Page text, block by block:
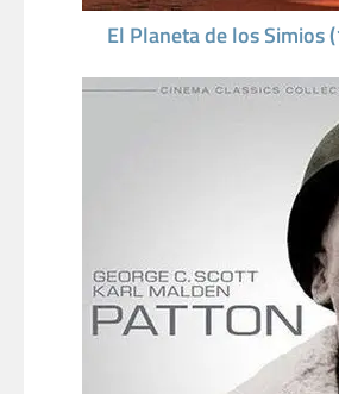
El Planeta de los Simios